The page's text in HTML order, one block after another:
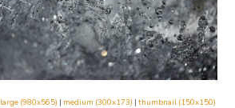
large (980x565) | medium (300x173) |thumbnail (150x150)